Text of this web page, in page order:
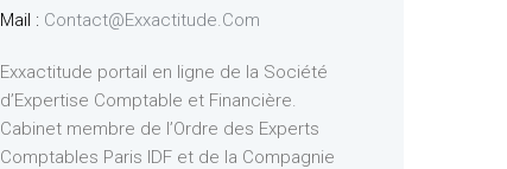
Mail : Contact@exxactitude.com
Exxactitude portail en ligne de la Société
d’Expertise Comptable et Financière.
Cabinet membre de l’Ordre des Experts
Comptables Paris IDF et de la Compagnie